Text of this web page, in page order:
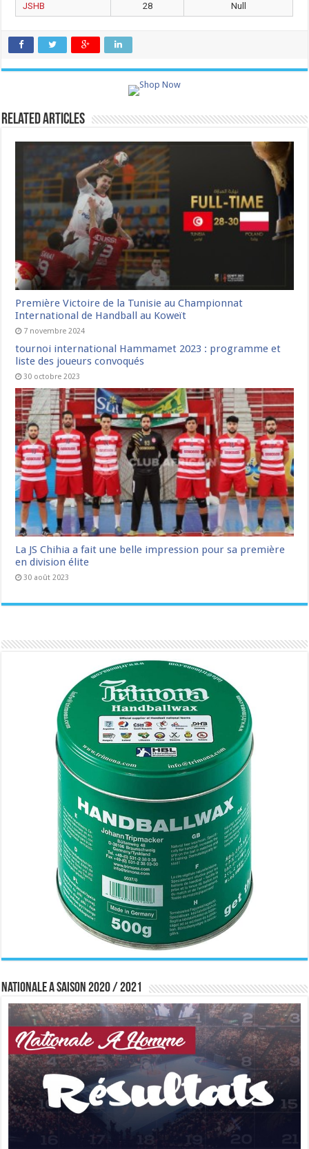
JSHB
28 Null
Related Articles
Première Victoire de la Tunisie au Championnat
International de Handball au Koweït
7 novembre 2024
tournoi international Hammamet 2023 : programme et
liste des joueurs convoqués
30 octobre 2023
La JS Chihia a fait une belle impression pour sa première
en division élite
30 août 2023
Nationale A saison 2020 / 2021